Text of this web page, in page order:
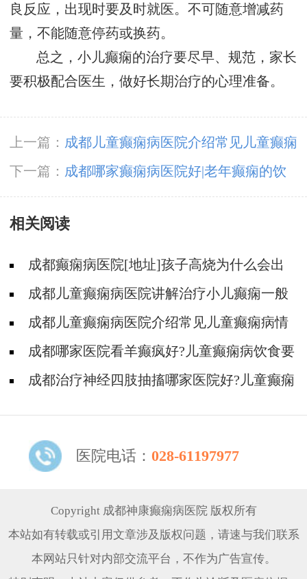
良反应，出现时要及时就医。不可随意增减药
量，不能随意停药或换药。
总之，小儿癫痫的治疗要尽早、规范，家长
要积极配合医生，做好长期治疗的心理准备。
上一篇： 成都儿童癫痫病医院介绍常见儿童癫痫
病情症状到底有些什么?
下一篇： 成都哪家癫痫病医院好|老年癫痫的饮
食要注意什么?
相关阅读
成都癫痫病医院[地址]孩子高烧为什么会出
现癫痫抽搐?
成都儿童癫痫病医院讲解治疗小儿癫痫一般
可用什么方法?
成都儿童癫痫病医院介绍常见儿童癫痫病情
症状到底有些什么?
成都哪家医院看羊癫疯好?儿童癫痫病饮食要
注意什么?
成都治疗神经四肢抽搐哪家医院好?儿童癫痫
医院电话： 028-61197977
Copyright 成都神康癫痫病医院 版权所有
本站如有转载或引用文章涉及版权问题，请速与我们联系
本网站只针对内部交流平台，不作为广告宣传。